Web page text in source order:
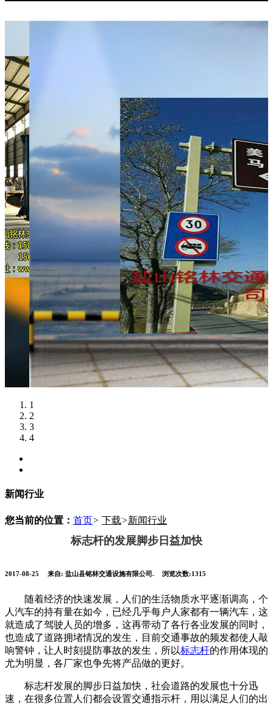
1
2
3
4
新闻行业
您当前的位置： 首页> 下载>新闻行业
标志杆的发展脚步日益加快
2017-08-25 来自: 盐山县铭林交通设施有限公司. 浏览次数:1315
随着经济的快速发展，人们的生活物质水平逐渐调高，个
人汽车的持有量在如今，已经几乎每户人家都有一辆汽车，这
就造成了驾驶人员的增多，这再带动了各行各业发展的同时，
也造成了道路拥堵情况的发生，目前交通事故的频发都使人敲
响警钟，让人时刻提防事故的发生，所以标志杆的作用体现的
尤为明显，各厂家也争先将产品做的更好。
标志杆发展的脚步日益加快，社会道路的发展也十分迅
速，在很多位置人们都会设置交通指示杆，用以满足人们的出